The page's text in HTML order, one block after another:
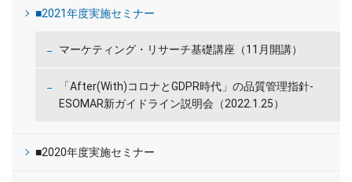
■2021年度実施セミナー
マーケティング・リサーチ基礎講座（11月開講）
「After(With)コロナとGDPR時代」の品質管理指針-
ESOMAR新ガイドライン説明会（2022.1.25）
■2020年度実施セミナー